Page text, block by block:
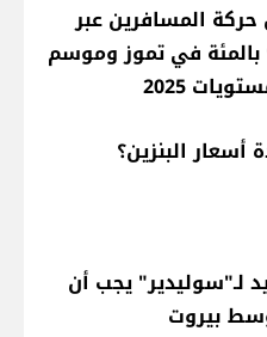
المسافرين عبر
مطار بيروت 9 بالمئة في تموز وموسم
2025
أسعار البنزين؟
لـ"سوليدير" يجب أن
بيروت